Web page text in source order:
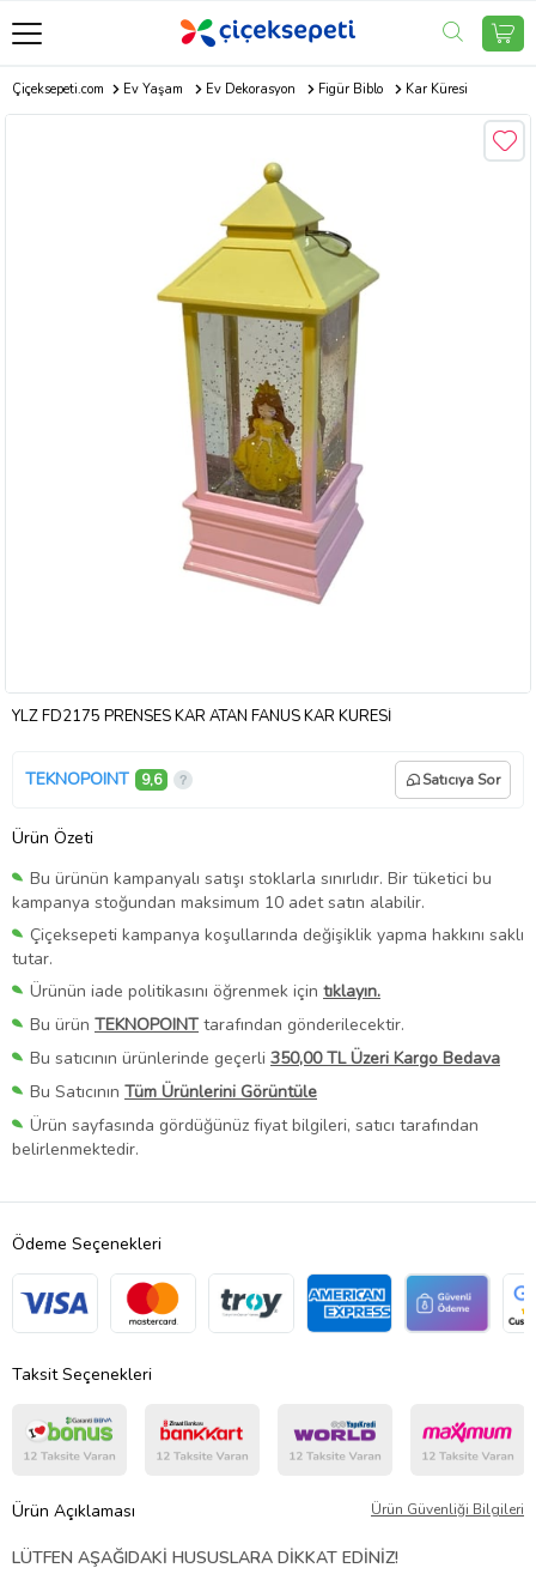
Çiçeksepeti.com Ev Yaşam Ev Dekorasyon Figür Biblo Kar Küresi
YLZ FD2175 PRENSES KAR ATAN FANUS KAR KÜRESİ
TEKNOPOINT 9,6 Satıcıya Sor
Ürün Özeti
Bu ürünün kampanyalı satışı stoklarla sınırlıdır. Bir tüketici bu
kampanya stoğundan maksimum 10 adet satın alabilir.
Çiçeksepeti kampanya koşullarında değişiklik yapma hakkını saklı
tutar.
Ürünün iade politikasını öğrenmek için tıklayın.
Bu ürün TEKNOPOINT tarafından gönderilecektir.
Bu satıcının ürünlerinde geçerli 350,00 TL Üzeri Kargo Bedava
Bu Satıcının Tüm Ürünlerini Görüntüle
Ürün sayfasında gördüğünüz fiyat bilgileri, satıcı tarafından
belirlenmektedir.
Ödeme Seçenekleri
Taksit Seçenekleri
Ürün Açıklaması Ürün Güvenliği Bilgileri
LÜTFEN AŞAĞIDAKİ HUSUSLARA DİKKAT EDİNİZ!